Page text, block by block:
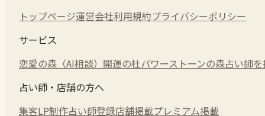
トップページ運営会社利用規約プライバシーポリシー
サービス
恋愛の森（AI相談） 開運の杜パワーストーンの森占い師
占い師・店舗の方へ
集客LP制作占い師登録店舗掲載プレミアム掲載